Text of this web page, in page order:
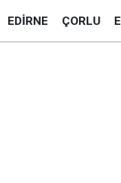
EDIRNE ÇORLU